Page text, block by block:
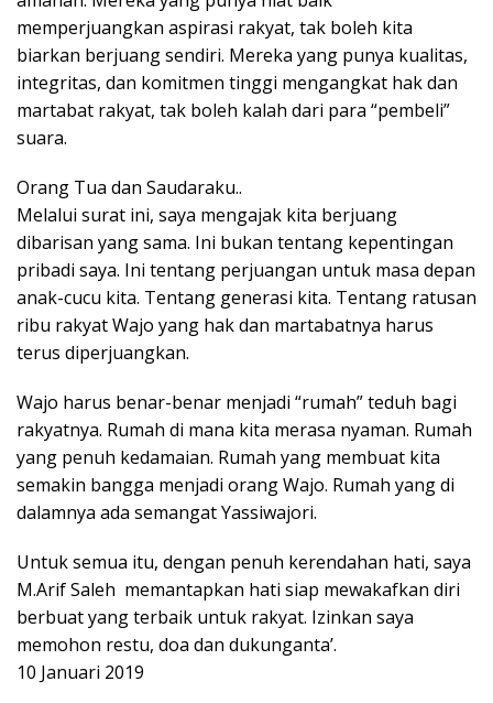
memperjuangkan aspirasi rakyat, tak boleh kita
biarkan berjuang sendiri. Mereka yang punya kualitas,
integritas, dan komitmen tinggi mengangkat hak dan
martabat rakyat, tak boleh kalah dari para “pembeli”
suara.
Orang Tua dan Saudaraku..
Melalui surat ini, saya mengajak kita berjuang
dibarisan yang sama. Ini bukan tentang kepentingan
pribadi saya. Ini tentang perjuangan untuk masa depan
anak-cucu kita. Tentang generasi kita. Tentang ratusan
ribu rakyat Wajo yang hak dan martabatnya harus
terus diperjuangkan.
Wajo harus benar-benar menjadi “rumah” teduh bagi
rakyatnya. Rumah di mana kita merasa nyaman. Rumah
yang penuh kedamaian. Rumah yang membuat kita
semakin bangga menjadi orang Wajo. Rumah yang di
dalamnya ada semangat Yassiwajori.
Untuk semua itu, dengan penuh kerendahan hati, saya
M.Arif Saleh memantapkan hati siap mewakafkan diri
berbuat yang terbaik untuk rakyat. Izinkan saya
memohon restu, doa dan dukunganta’.
10 Januari 2019